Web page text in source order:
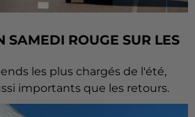
SAMEDI ROUGE SUR LES
les plus chargés de l'été,
importants que les retours.